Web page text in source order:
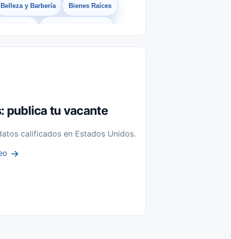
Belleza y Barbería Bienes Raíces
Sin Experiencia
publica tu vacante
calificados en Estados Unidos.